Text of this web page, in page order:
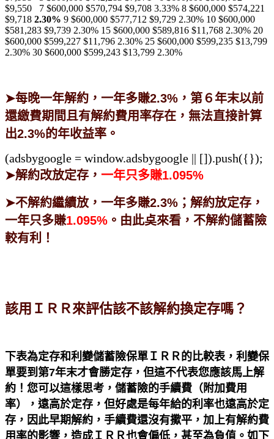
$9,550 7 $600,000 $570,794 $9,708 3.33% 8 $600,000 $574,221
$9,718 2.30% 9 $600,000 $577,712 $9,729 2.30% 10 $600,000
$581,283 $9,739 2.30% 15 $600,000 $589,816 $11,768 2.30% 20
$600,000 $599,227 $11,796 2.30% 25 $600,000 $599,235 $13,799
2.30% 30 $600,000 $599,243 $13,799 2.30%
➤每晚一年解約，一年多賺2.3%，第６年末以前
還繳費期間且有解約費用率存在，無法直接計算
出2.3%的年收益率。
(adsbygoogle = window.adsbygoogle || []).push({});
➤解約改放定存， 一年只多賺1.095%
➤不解約繼續放，一年多賺2.3%；解約放定存，
一年只多賺1.095% 。由此奌來看，不解約儲蓄險
較有利！
該用ＩＲＲ來評估該不該解約換定存嗎？
下表為定存和利變儲蓄險保單ＩＲＲ的比較表，利變保
單要到第7年末才會勝定存，但這不代表您應該馬上解
約！您可以這樣思考，儲蓄險的手續費（附加費用
率），遠高於定存，但好處是每年給的利率也遠高於定
存，因此早期解約，手續費還沒有擹平，加上有解約費
用率的影響，造成ＩＲＲ也會偏低，甚至為負值。如下